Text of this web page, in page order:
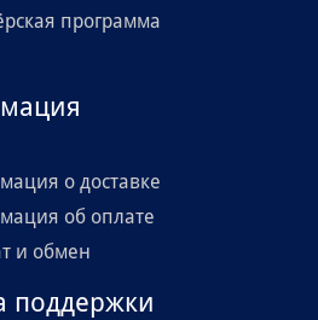
программа
о доставке
об оплате
и обмен
поддержки